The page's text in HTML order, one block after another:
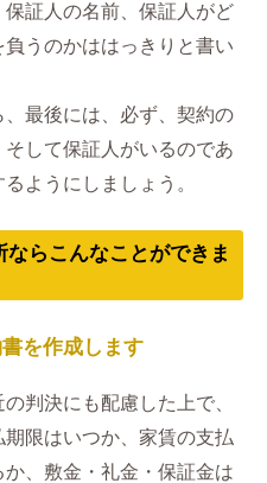
証人の名前、保証人がど
うのかははっきりと書い
最後には、必ず、契約の
して保証人がいるのであ
ようにしましょう。
らこんなことができま
を作成します
判決にも配慮した上で、
限はいつか、家賃の支払
、敷金・礼金・保証金は